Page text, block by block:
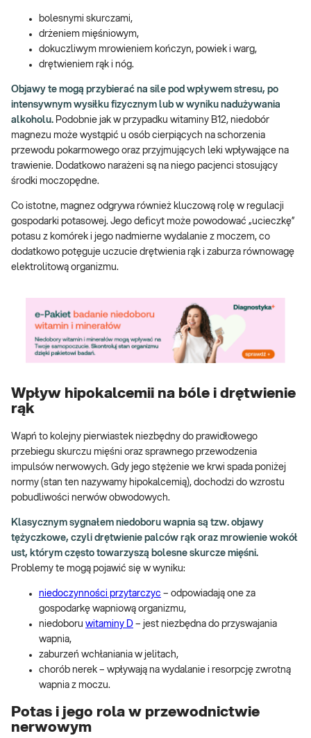
bolesnymi skurczami,
drżeniem mięśniowym,
dokuczliwym mrowieniem kończyn, powiek i warg,
drętwieniem rąk i nóg.
Objawy te mogą przybierać na sile pod wpływem stresu, po
intensywnym wysiłku fizycznym lub w wyniku nadużywania
alkoholu. Podobnie jak w przypadku witaminy B12, niedobór
magnezu może wystąpić u osób cierpiących na schorzenia
przewodu pokarmowego oraz przyjmujących leki wpływające na
trawienie. Dodatkowo narażeni są na niego pacjenci stosujący
środki moczopędne.
Co istotne, magnez odgrywa również kluczową rolę w regulacji
gospodarki potasowej. Jego deficyt może powodować „ucieczkę”
potasu z komórek i jego nadmierne wydalanie z moczem, co
dodatkowo potęguje uczucie drętwienia rąk i zaburza równowagę
elektrolitową organizmu.
Wpływ hipokalcemii na bóle i drętwienie
rąk
Wapń to kolejny pierwiastek niezbędny do prawidłowego
przebiegu skurczu mięśni oraz sprawnego przewodzenia
impulsów nerwowych. Gdy jego stężenie we krwi spada poniżej
normy (stan ten nazywamy hipokalcemią), dochodzi do wzrostu
pobudliwości nerwów obwodowych.
Klasycznym sygnałem niedoboru wapnia są tzw. objawy
tężyczkowe, czyli drętwienie palców rąk oraz mrowienie wokół
ust, którym często towarzyszą bolesne skurcze mięśni.
Problemy te mogą pojawić się w wyniku:
niedoczynności przytarczyc – odpowiadają one za
gospodarkę wapniową organizmu,
niedoboru witaminy D – jest niezbędna do przyswajania
wapnia,
zaburzeń wchłaniania w jelitach,
chorób nerek – wpływają na wydalanie i resorpcję zwrotną
wapnia z moczu.
Potas i jego rola w przewodnictwie
nerwowym